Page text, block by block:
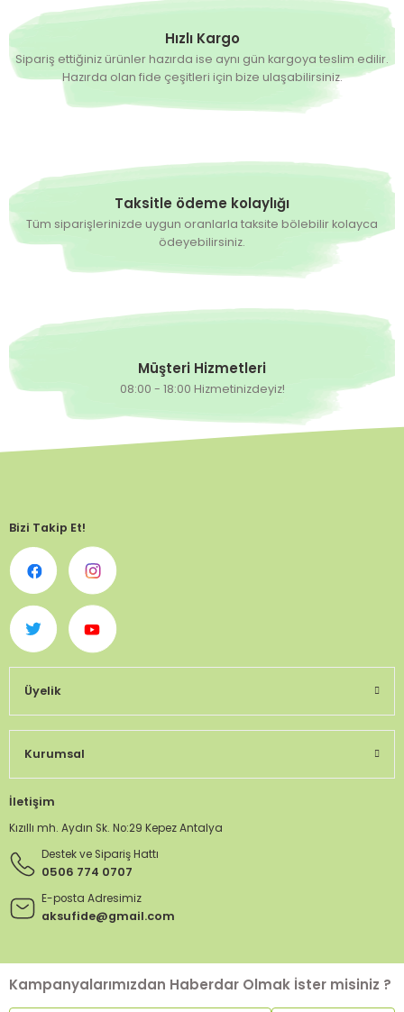
Hızlı Kargo
Sipariş ettiğiniz ürünler hazırda ise aynı gün kargoya teslim edilir.
Hazırda olan fide çeşitleri için bize ulaşabilirsiniz.
Taksitle ödeme kolaylığı
Tüm siparişlerinizde uygun oranlarla taksite bölebilir kolayca
ödeyebilirsiniz.
Müşteri Hizmetleri
08:00 - 18:00 Hizmetinizdeyiz!
Bizi Takip Et!
Üyelik
Kurumsal
İletişim
Kızıllı mh. Aydın Sk. No:29 Kepez Antalya
Destek ve Sipariş Hattı
0506 774 0707
E-posta Adresimiz
aksufide@gmail.com
Kampanyalarımızdan Haberdar Olmak İster misiniz ?